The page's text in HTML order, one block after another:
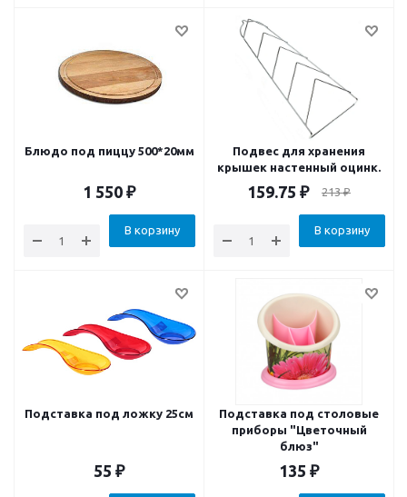
Блюдо под пиццу 500*20мм
1 550 ₽
В корзину
Подвес для хранения
крышек настенный оцинк.
159.75 ₽ 213₽
В корзину
Подставка под ложку 25см
55 ₽
Подставка под столовые
приборы "Цветочный
блюз"
135 ₽